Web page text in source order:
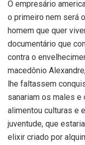
O empresário
o primeiro nem será
homem que quer
documentário que
contra o
macedônio
lhe faltassem
sanariam os males e
alimentou culturas e
juventude, que
elixir criado por